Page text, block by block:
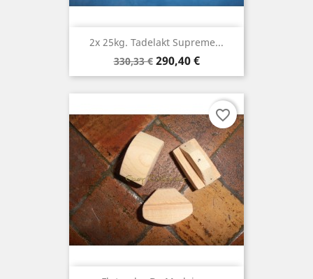
2x 25kg. Tadelakt Supreme...
Preço
normal
330,33 € Preço
290,40 €
favorite_border